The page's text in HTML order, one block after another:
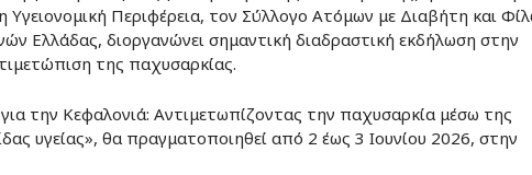
Υγειονομική Περιφέρεια, τον Σύλλογο Ατόμων με Διαβήτη και
Ελλάδας, διοργανώνει σημαντική διαδραστική εκδήλωση στην
της παχυσαρκίας.
την Κεφαλονιά: Αντιμετωπίζοντας την παχυσαρκία μέσω της
υγείας», θα πραγματοποιηθεί από 2 έως 3 Ιουνίου 2026, στην